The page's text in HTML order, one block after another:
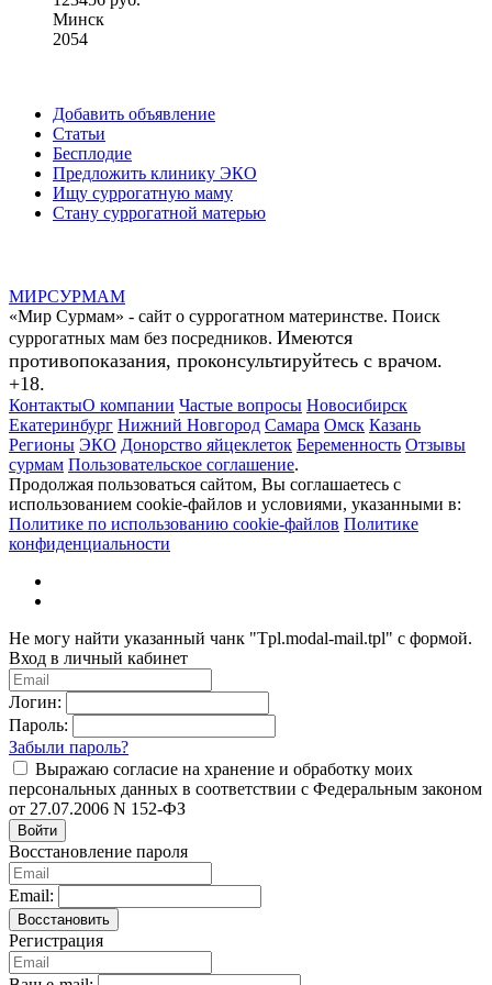
Минск
2054
Добавить объявление
Статьи
Бесплодие
Предложить клинику ЭКО
Ищу суррогатную маму
Стану суррогатной матерью
МИРСУРМАМ
«Мир Сурмам» - сайт о суррогатном материнстве. Поиск
суррогатных мам без посредников. Имеются
противопоказания, проконсультируйтесь с врачом.
+18.
КонтактыО компании Частые вопросы Новосибирск
Екатеринбург Нижний Новгород Самара Омск Казань
Регионы ЭКО Донорство яйцеклеток Беременность Отзывы
сурмам Пользовательское соглашение.
Продолжая пользоваться сайтом, Вы соглашаетесь с
использованием cookie-файлов и условиями, указанными в:
Политике по использованию cookie-файлов Политике
конфиденциальности
Не могу найти указанный чанк "Tpl.modal-mail.tpl" с формой.
Вход в личный кабинет
Логин:
Пароль:
Забыли пароль?
Выражаю согласие на хранение и обработку моих
персональных данных в соответствии с Федеральным законом
от 27.07.2006 N 152-ФЗ
Войти
Восстановление пароля
Email:
Восстановить
Регистрация